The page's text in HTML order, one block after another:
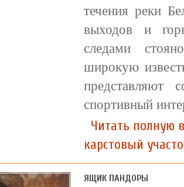
течения реки
выходов и
следами
широкую
спортивный
Читать полную
карстовый
ЯЩИК ПАНДОРЫ